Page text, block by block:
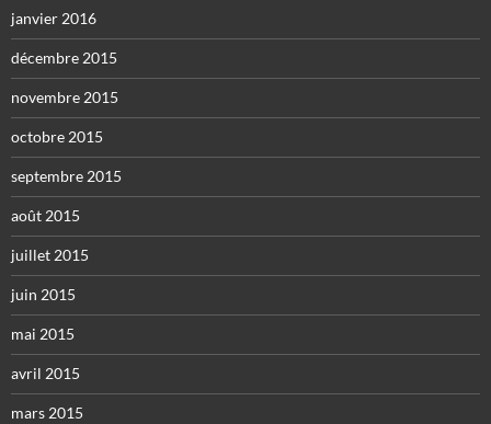
janvier 2016
décembre 2015
novembre 2015
octobre 2015
septembre 2015
août 2015
juillet 2015
juin 2015
mai 2015
avril 2015
mars 2015